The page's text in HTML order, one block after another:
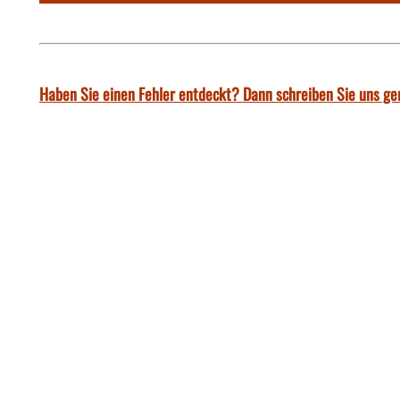
Haben Sie einen Fehler entdeckt? Dann schreiben Sie uns